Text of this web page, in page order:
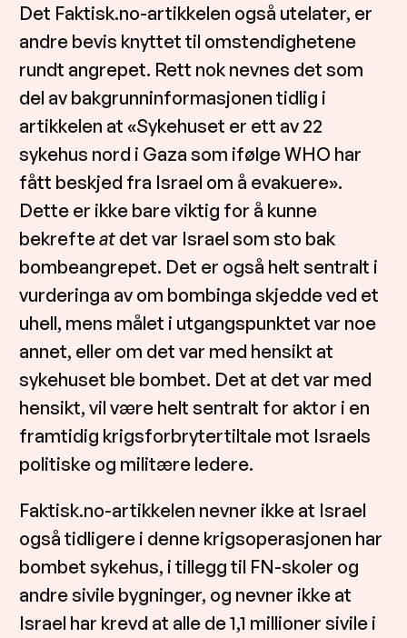
Det Faktisk.no-artikkelen også utelater, er
andre bevis knyttet til omstendighetene
rundt angrepet. Rett nok nevnes det som
del av bakgrunninformasjonen tidlig i
artikkelen at «Sykehuset er ett av 22
sykehus nord i Gaza som ifølge WHO har
fått beskjed fra Israel om å evakuere».
Dette er ikke bare viktig for å kunne
bekrefteat det var Israel som sto bak
bombeangrepet. Det er også helt sentralt i
vurderinga av om bombinga skjedde ved et
uhell, mens målet i utgangspunktet var noe
annet, eller om det var med hensikt at
sykehuset ble bombet. Det at det var med
hensikt, vil være helt sentralt for aktor i en
framtidig krigsforbrytertiltale mot Israels
politiske og militære ledere.
Faktisk.no-artikkelen nevner ikke at Israel
også tidligere i denne krigsoperasjonen har
bombet sykehus, i tillegg til FN-skoler og
andre sivile bygninger, og nevner ikke at
Israel har krevd at alle de 1,1 millioner sivile i